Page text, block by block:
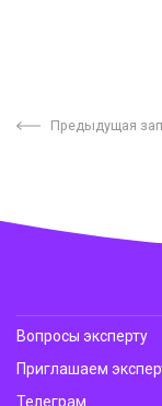
Предыдущая
Вопросы эксперту
Приглашаем
Телеграм